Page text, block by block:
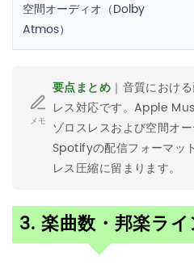
空間オーディオ（Dolby
Atmos）
メモ
要点まとめ ｜音質におけ
レス対応です。Apple
ゾロスレスおよび空間オ
Spotifyの配信フォーマッ
レス圧縮に留まります。
3. 楽曲数・邦楽ラ